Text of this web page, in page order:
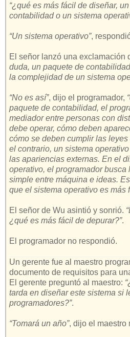
“¿qué es más fácil de diseñar,
contabilidad o un sistema
“Un sistema operativo”,
El señor lanzó una exclamación
duda, un paquete de
la complejidad de un sistema
“No es así”, dijo el programador,
paquete de contabilidad, el
mediador entre personas con
debe operar, cómo deben
cómo se deben cumplir las
el contrario, un sistema
las apariencias externas. En el
operativo, el programador busca
simple entre máquina e ideas.
que el sistema operativo es más
El señor de Wu asintió y sonrió.
¿qué es más fácil de depurar?”.
El programador no respondió.
Un gerente fue al maestro
documento de requisitos para
El gerente preguntó al maestro:
tarda en diseñar este sistema si
programadores?”.
“Tomará un año”, dijo el maestro